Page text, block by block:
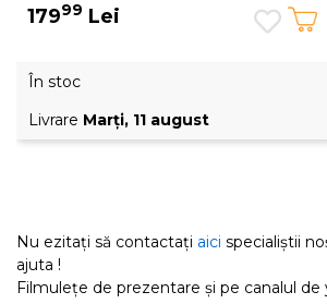
17999 Lei
În stoc
Livrare Marţi, 11 august
Nu ezitați să contactați aici specialiștii
ajuta !
Filmulețe de prezentare și pe canalul de